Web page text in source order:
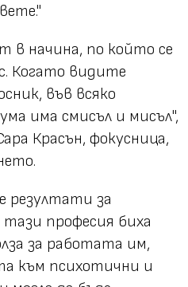
в начина, по който се
Когато видите
във всяко
има смисъл и мисъл",
Красън, фокусница,
резултати за
професия биха
за работата им,
към психотични и